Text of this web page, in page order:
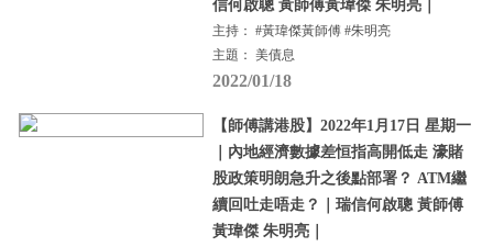
信何啟聰 黃師傅黃瑋傑 朱明亮｜
主持： #黃瑋傑黃師傅 #朱明亮
主題： 美債息
2022/01/18
【師傅講港股】2022年1月17日 星期一
｜內地經濟數據差恒指高開低走 濠賭
股政策明朗急升之後點部署？ ATM繼
續回吐走唔走？｜瑞信何啟聰 黃師傅
黃瑋傑 朱明亮｜